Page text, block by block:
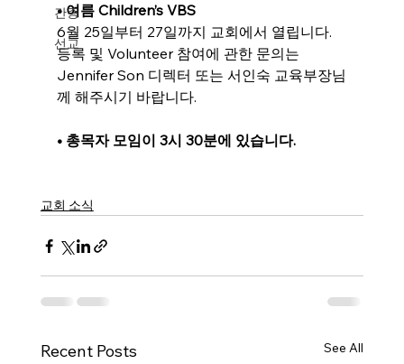
간증
선교
• 여름 Children’s VBS
6월 25일부터 27일까지 교회에서 열립니다.
등록 및 Volunteer 참여에 관한 문의는
Jennifer Son 디렉터 또는 서인숙 교육부장님
께 해주시기 바랍니다.
• 총목자 모임이 3시 30분에 있습니다.
교회 소식
Recent Posts See All